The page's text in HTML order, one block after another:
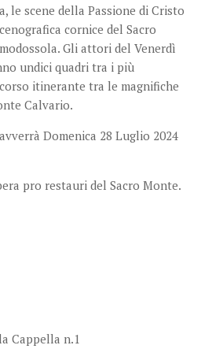
le scene della Passione di Cristo
cornice del Sacro
Gli attori del Venerdì
undici quadri tra i più
itinerante tra le magnifiche
Calvario.
Domenica 28 Luglio 2024
pro restauri del Sacro Monte.
Cappella n.1